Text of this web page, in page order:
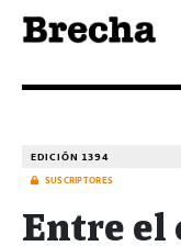
EDICIÓN 1394
SUSCRIPTORES
Entre el